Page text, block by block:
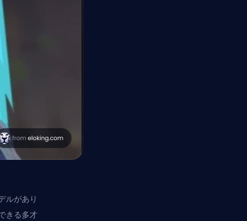
ルがあり
きる多才